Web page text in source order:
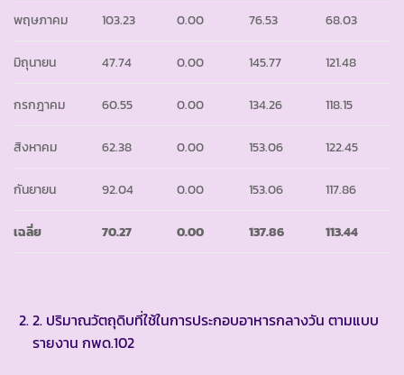
พฤษภาคม 103.23 0.00 76.53 68.03
มิถุนายน 47.74 0.00 145.77 121.48
กรกฎาคม 60.55 0.00 134.26 118.15
สิงหาคม 62.38 0.00 153.06 122.45
กันยายน 92.04 0.00 153.06 117.86
เฉลี่ย 70.27 0.00 137.86 113.44
2. ปริมาณวัตถุดิบที่ใช้ในการประกอบอาหารกลางวัน ตามแบบ
รายงาน กพด.102